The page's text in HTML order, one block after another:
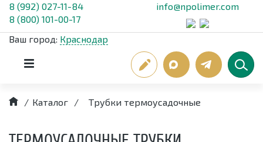
8 (992) 027-11-84
8 (800) 101-00-17
info@npolimer.com
Ваш город: Краснодар
/ Каталог / Трубки термоусадочные